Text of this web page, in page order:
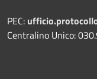
PEC:
Centralino Unico: